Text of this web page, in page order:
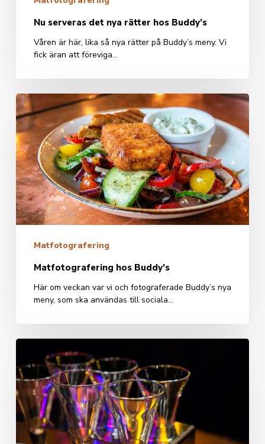
Nu serveras det nya rätter hos Buddy’s
Våren är här, lika så nya rätter på Buddy’s meny. Vi
fick äran att föreviga…
Matfotografering
hos
Buddy’s
Matfotografering
Matfotografering hos Buddy’s
Här om veckan var vi och fotograferade Buddy’s nya
meny, som ska användas till sociala…
Matfotografering
Buddy’s
Julbord
2022